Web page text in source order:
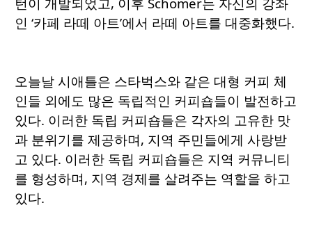
인 ‘카페 라떼 아트’에서 라떼 아트를 대중화했다.
오늘날 시애틀은 스타벅스와 같은 대형 커피 체
인들 외에도 많은 독립적인 커피숍들이 발전하고
있다. 이러한 독립 커피숍들은 각자의 고유한 맛
과 분위기를 제공하며, 지역 주민들에게 사랑받
고 있다. 이러한 독립 커피숍들은 지역 커뮤니티
를 형성하며, 지역 경제를 살려주는 역할을 하고
있다.